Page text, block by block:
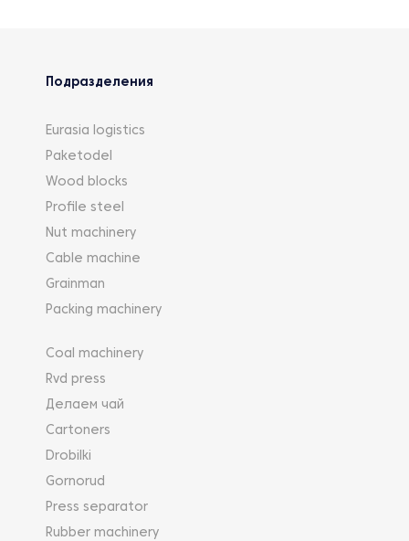
Подразделения
Eurasia logistics
Paketodel
Wood blocks
Profile steel
Nut machinery
Cable machine
Grainman
Packing machinery
Coal machinery
Rvd press
Делаем чай
Cartoners
Drobilki
Gornorud
Press separator
Rubber machinery